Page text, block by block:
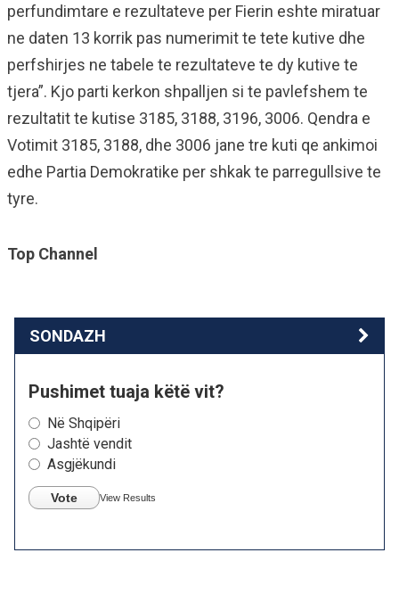
perfundimtare e rezultateve per Fierin eshte miratuar
ne daten 13 korrik pas numerimit te tete kutive dhe
perfshirjes ne tabele te rezultateve te dy kutive te
tjera”. Kjo parti kerkon shpalljen si te pavlefshem te
rezultatit te kutise 3185, 3188, 3196, 3006. Qendra e
Votimit 3185, 3188, dhe 3006 jane tre kuti qe ankimoi
edhe Partia Demokratike per shkak te parregullsive te
tyre.
Top Channel
SONDAZH
Pushimet tuaja këtë vit?
Në Shqipëri
Jashtë vendit
Asgjëkundi
Vote View Results